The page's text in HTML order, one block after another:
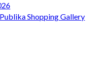
Shopping Gallery